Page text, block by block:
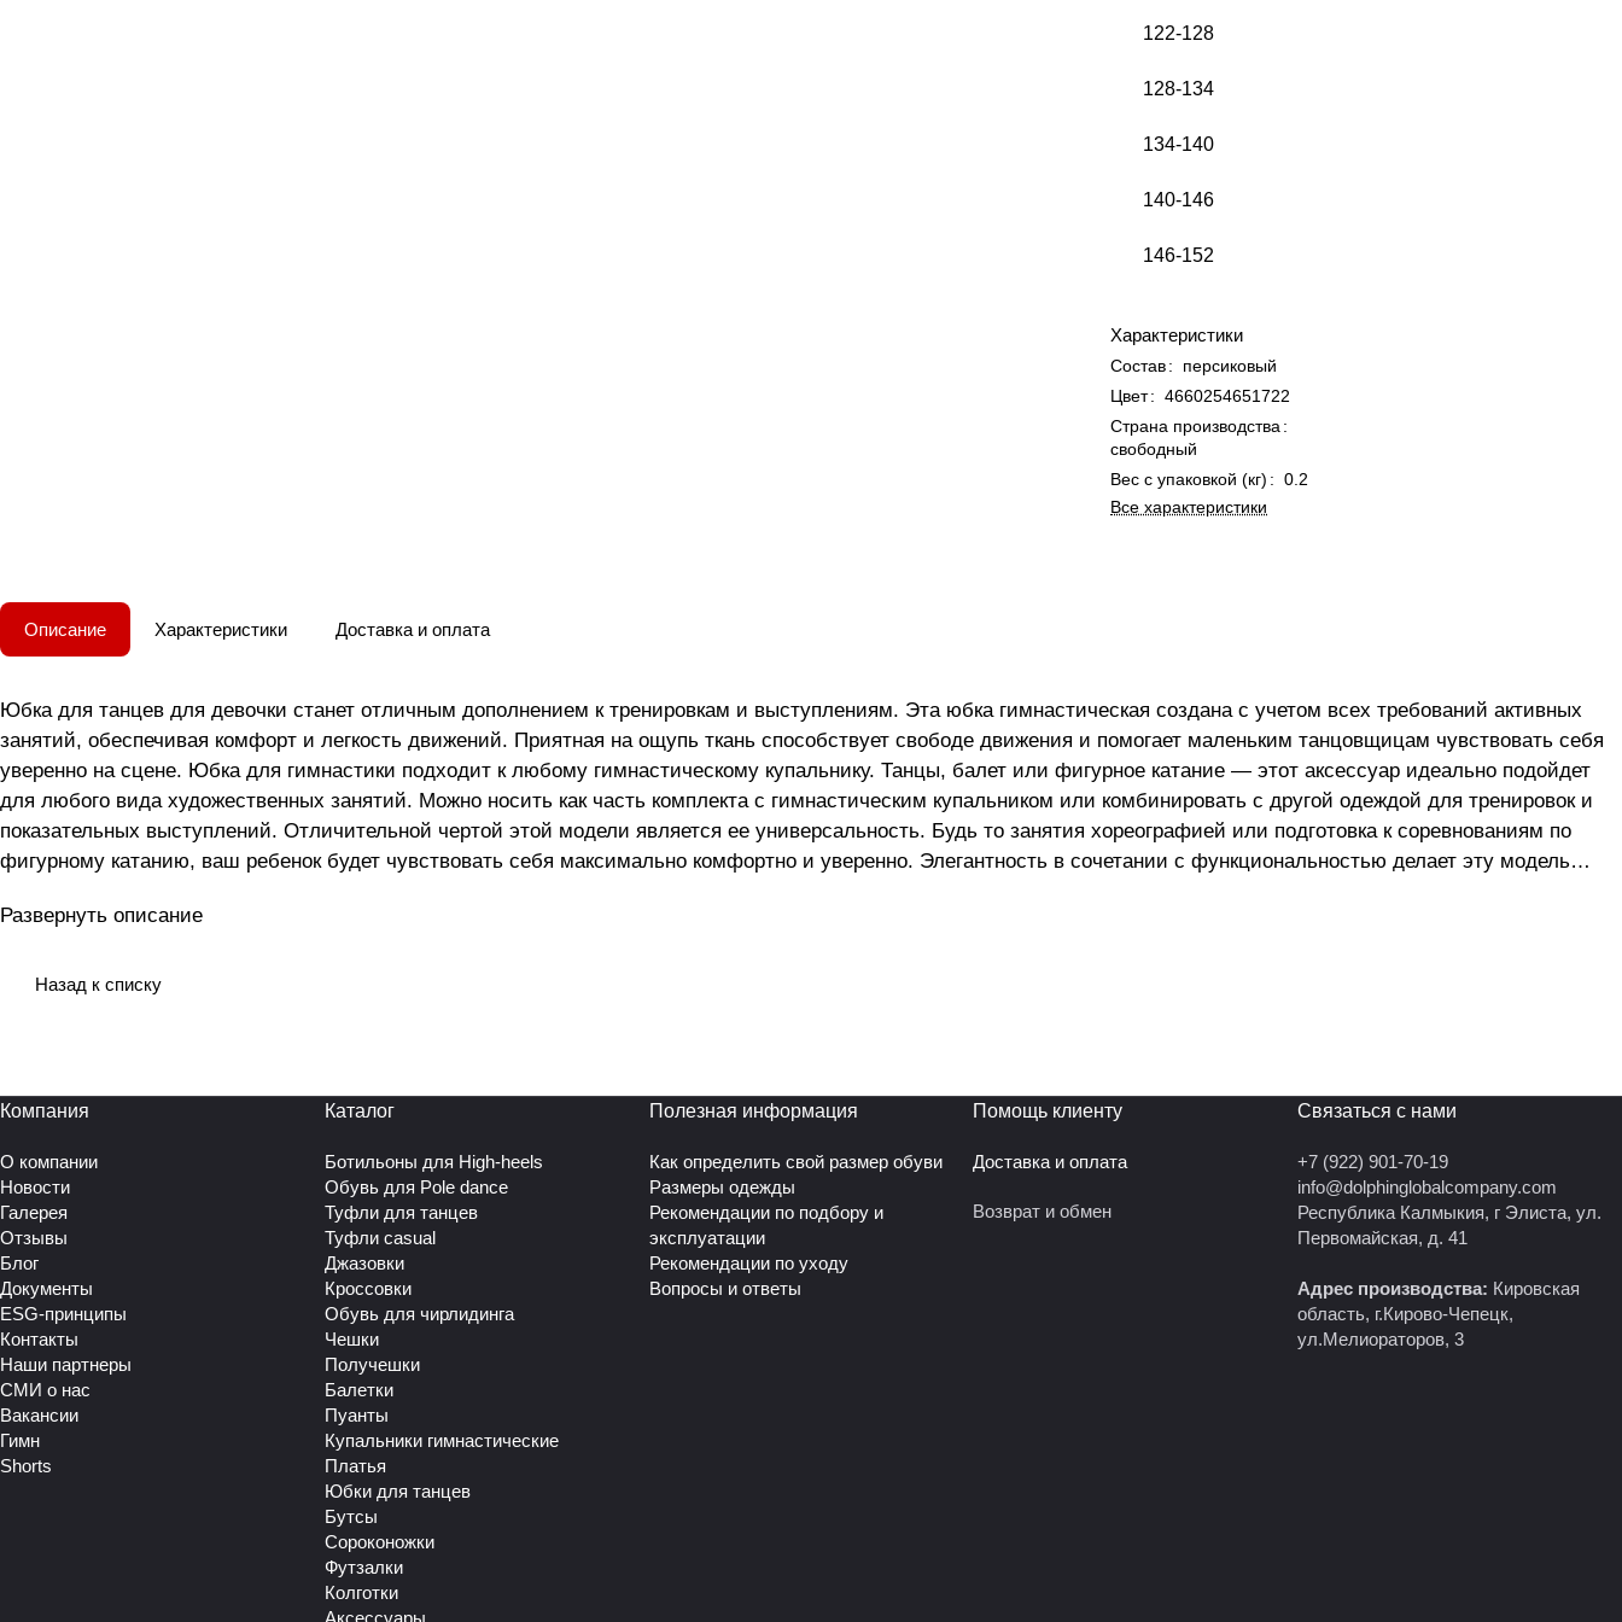
122-128
128-134
134-140
140-146
146-152
Характеристики
Состав:
персиковый
Цвет: 4660254651722
Страна производства :
свободный
Вес с упаковкой (кг) : 0.2
Все характеристики
Описание Характеристики Доставка и оплата
Юбка для танцев для девочки станет отличным дополнением к тренировкам и выступлениям. Эта юбка гимнастическая создана с учетом всех требований активных
занятий, обеспечивая комфорт и легкость движений. Приятная на ощупь ткань способствует свободе движения и помогает маленьким танцовщицам чувствовать себя
уверенно на сцене. Юбка для гимнастики подходит к любому гимнастическому купальнику. Танцы, балет или фигурное катание — этот аксессуар идеально подойдет
для любого вида художественных занятий. Можно носить как часть комплекта с гимнастическим купальником или комбинировать с другой одеждой для тренировок и
показательных выступлений. Отличительной чертой этой модели является ее универсальность. Будь то занятия хореографией или подготовка к соревнованиям по
фигурному катанию, ваш ребенок будет чувствовать себя максимально комфортно и уверенно. Элегантность в сочетании с функциональностью делает эту модель
помощью этой великолепной юбки! Лёгкая, свободная прозрачная юбка-солнце для танцев хорошо сочетается с гимнастическим купальником. Бесшовная на мягкой
нравится кружиться и выполнять упражнения любой сложности. Юбка подходит для бального, классического, народного и спортивного танца. Может использоваться
Развернуть описание
Назад к списку
Компания
О компании
Новости
Галерея
Отзывы
Блог
Документы
ESG-принципы
Контакты
Наши партнеры
СМИ о нас
Вакансии
Гимн
Shorts
Каталог
Ботильоны для High-heels
Обувь для Pole dance
Туфли для танцев
Туфли casual
Джазовки
Кроссовки
Обувь для чирлидинга
Чешки
Получешки
Балетки
Пуанты
Купальники гимнастические
Платья
Юбки для танцев
Бутсы
Сороконожки
Футзалки
Колготки
Полезная информация
Как определить свой размер обуви
Размеры одежды
Рекомендации по подбору и
эксплуатации
Рекомендации по уходу
Вопросы и ответы
Помощь клиенту
Доставка и оплата
Возврат и обмен
Связаться с нами
+7 (922) 901-70-19
info@dolphinglobalcompany.com
Республика Калмыкия, г Элиста, ул.
Первомайская, д. 41
Адрес производства: Кировская
область, г.Кирово-Чепецк,
ул.Мелиораторов, 3